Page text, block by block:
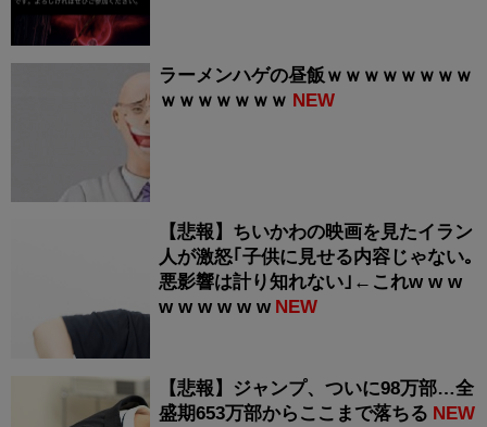
ラーメンハゲの昼飯ｗｗｗｗｗｗｗｗ
ｗｗｗｗｗｗｗ NEW
【悲報】ちいかわの映画を見たイラン
人が激怒｢子供に見せる内容じゃない｡
悪影響は計り知れない｣←これw w w
w w w w w w NEW
【悲報】ジャンプ、ついに98万部…全
盛期653万部からここまで落ちる NEW